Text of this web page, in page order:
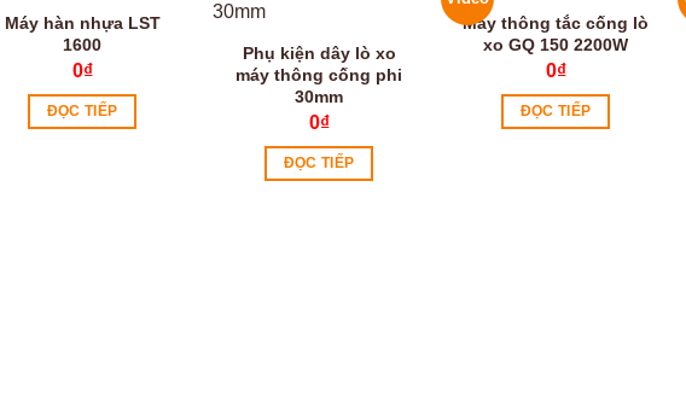
Máy hàn nhựa LST
1600
0₫
ĐỌC TIẾP
Phụ kiện dây lò xo
máy thông cống phi
30mm
0₫
ĐỌC TIẾP
Máy thông tắc cống lò
xo GQ 150 2200W
0₫
ĐỌC TIẾP